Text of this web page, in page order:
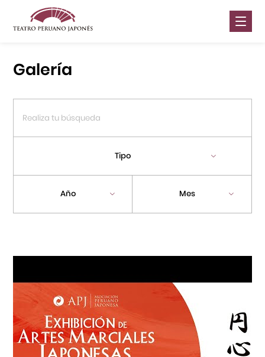
Centro Cultural Peruano Japonés
Teatro Peruano Japonés
Galería
Tipo
Año Mes